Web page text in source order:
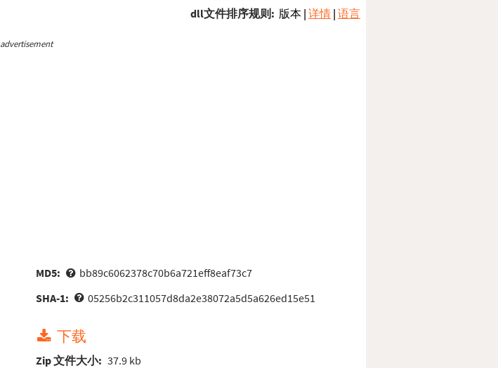
dll文件排序规则: 版本 | 详情 | 语言
advertisement
MD5:
bb89c6062378c70b6a721eff8eaf73c7
SHA-1:
05256b2c311057d8da2e38072a5d5a626ed15e51
下载
Zip 文件大小: 37.9 kb